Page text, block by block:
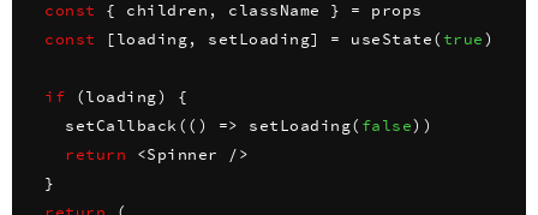
const
{ children , className } = props
const
[loading, setLoading] = useState( true)
if (loading)
{
setCallback ( ( ) => setLoading( false) )
return
<Spinner />
}